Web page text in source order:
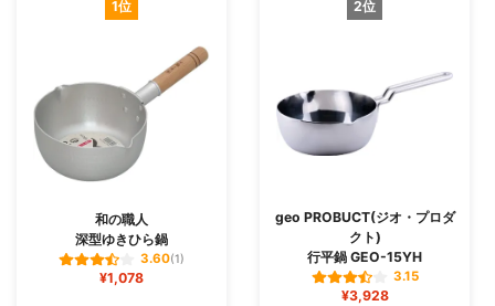
1位
和の職人
深型ゆきひら鍋
3.60(1)
¥1,078
2位
geo PROBUCT(ジオ・プロダ
クト)
行平鍋 GEO-15YH
3.15
¥3,928